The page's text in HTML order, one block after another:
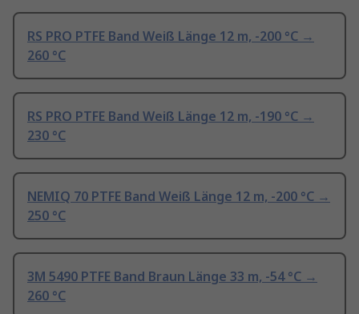
RS PRO PTFE Band Weiß Länge 12 m, -200 °C →
260 °C
RS PRO PTFE Band Weiß Länge 12 m, -190 °C →
230 °C
NEMIQ 70 PTFE Band Weiß Länge 12 m, -200 °C →
250 °C
3M 5490 PTFE Band Braun Länge 33 m, -54 °C →
260 °C